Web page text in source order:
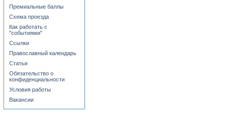
Премиальные баллы
Схема проезда
Как работать с
"событиями"
Ссылки
Православный календарь
Статьи
Обязательство о
конфиденциальности
Условия работы
Вакансии